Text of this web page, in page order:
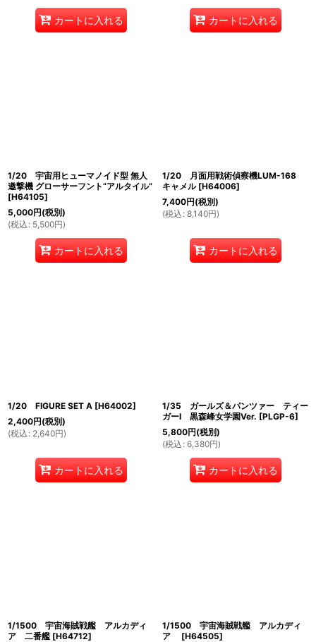
カートに入れる カートに入れる
1/20 宇宙用ヒューマノイド型 無人
邀撃機 グローサーフント“アルタイル”
[H64105]
5,000円(税別)
(税込 : 5,500円)
カートに入れる
1/20 月面用戦術偵察機LUM-168
キャメル [H64006]
7,400円(税別)
(税込 : 8,140円)
カートに入れる
1/20 FIGURE SET A [H64002]
2,400円(税別)
(税込 : 2,640円)
カートに入れる
1/35 ガールズ＆パンツァー ティー
ガーI 黒森峰女学園Ver. [PLGP-6]
5,800円(税別)
(税込 : 6,380円)
カートに入れる
1/1500 宇宙海賊戦艦 アルカディ
ア 二番艦 [H64712]
1/1500 宇宙海賊戦艦 アルカディ
ア
[H64505]